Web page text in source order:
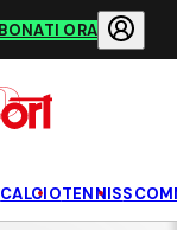
ORA
CALCIOTENNIS